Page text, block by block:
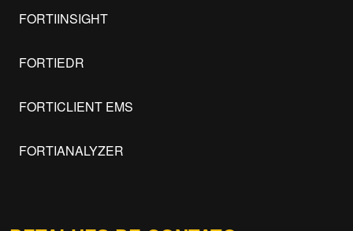
FORTIINSIGHT
FORTIEDR
FORTICLIENT EMS
FORTIANALYZER